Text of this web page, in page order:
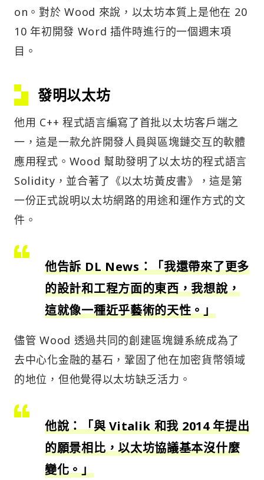
on。對於 Wood 來說，以太坊本質上是他在 20
10 年初開發 Word 插件時進行的一個週末項
目。
發明以太坊
他用 C++ 程式語言編寫了首批以太坊客戶端之
一，這是一款允許開發人員與區塊鏈交互的軟體
應用程式。Wood 幫助發明了以太坊的程式語言
Solidity，並合著了《以太坊黃皮書》，這是第
一份正式說明以太坊網路的用途和運作方式的文
件。
他告訴 DL News：「我還帶來了更多
的設計和工程方面的東西，我想說，
這就像一種近乎藝術的天性。」
儘管 Wood 透過共同的創建區塊鏈系統成為了
去中心化金融的基石，鞏固了他在加密貨幣領域
的地位，但他覺得以太坊缺乏活力。
他說：「與 Vitalik 和我 2014 年提出
的願景相比，以太坊協議基本沒什麼
變化。」